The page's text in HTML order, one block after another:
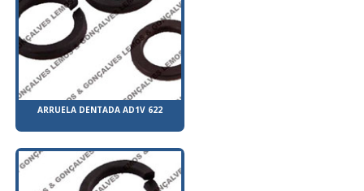
ARRUELA DENTADA AD1V 622